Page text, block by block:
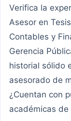
Verifica la
Asesor en
Contables y
Gerencia
historial sólido
asesorado de
¿Cuentan con
académicas de